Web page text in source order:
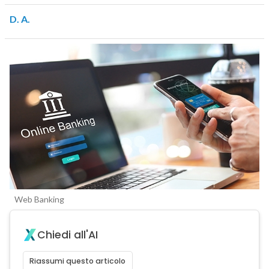
D. A.
Web Banking
Chiedi all'AI
Riassumi questo articolo